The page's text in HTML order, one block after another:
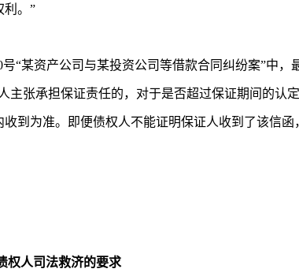
利。”
“某资产公司与某投资公司等借款合同纠纷案”中，
主张承担保证责任的，对于是否超过保证期间的认
到为准。即便债权人不能证明保证人收到了该信
权人司法救济的要求